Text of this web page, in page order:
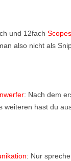
und 12fach Scopes
also nicht als
: Nach dem
weiteren hast du
: Nur